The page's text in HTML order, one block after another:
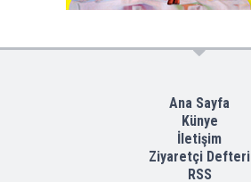
Ana Sayfa
Künye
İletişim
Ziyaretçi Defteri
RSS